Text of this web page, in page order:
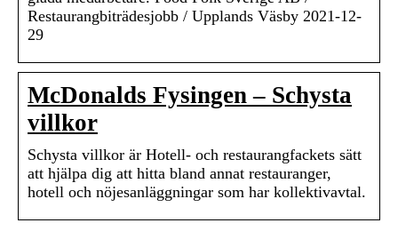
Restaurangbiträdesjobb / Upplands Väsby 2021-12-
29
McDonalds Fysingen – Schysta
villkor
Schysta villkor är Hotell- och restaurangfackets sätt
att hjälpa dig att hitta bland annat restauranger,
hotell och nöjesanläggningar som har kollektivavtal.